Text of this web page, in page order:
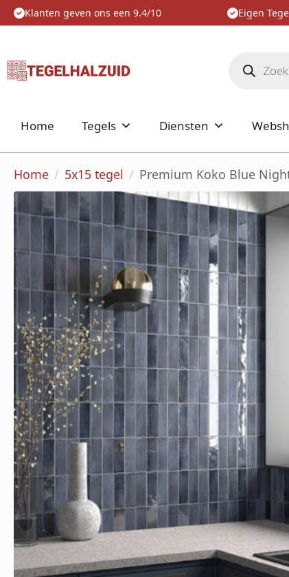
Klanten geven ons een 9.4/10 Eigen
zoeken
Home Tegels Diensten
Home 5x15 tegel Premium Koko Blue